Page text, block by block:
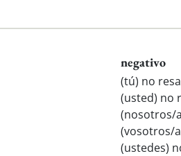
negativo
(tú) no
(usted) no
(nosotros/
(vosotros/
(ustedes)